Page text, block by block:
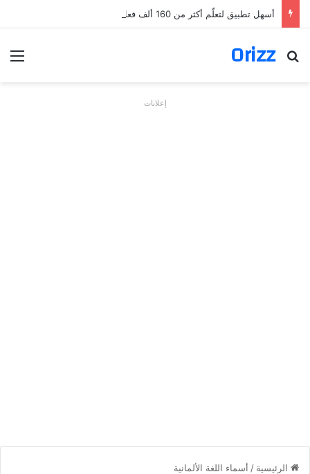
أسهل تطبيق لتعلّم أكثر من 160 ألف فعل بالألمانية
Orizz
بحث عن
إعلانات
الرئيسية / أسماء اللغة الألمانية